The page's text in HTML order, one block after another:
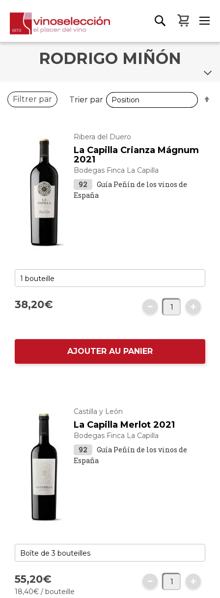
Mon
RODRIGO MIÑÓN
Ribera del Duero
La Capilla Crianza Mágnum
2021
Bodegas Finca La Capilla
92
Guía Peñín de los vinos de
España
38,20€
AJOUTER AU PANIER
Castilla y León
La Capilla Merlot 2021
Bodegas Finca La Capilla
92
Guía Peñín de los vinos de
España
55,20€
18,40€ / bouteille
Filtrer par Trier par
Trier par